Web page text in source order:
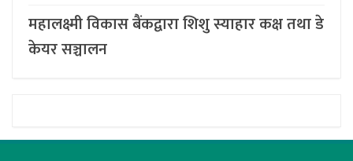
महालक्ष्मी विकास बैंकद्वारा शिशु स्याहार कक्ष तथा डे
केयर सञ्चालन